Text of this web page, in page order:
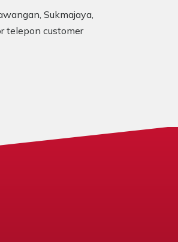
Sukmajaya,
telepon customer